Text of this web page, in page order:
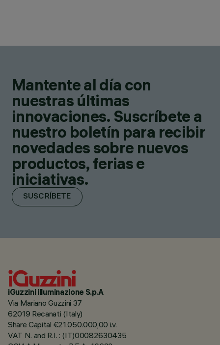
Mantente al día con
nuestras últimas
innovaciones. Suscríbete a
nuestro boletín para recibir
novedades sobre nuevos
productos, ferias e
iniciativas.
SUSCRÍBETE
iGuzzini illuminazione S.p.A
Via Mariano Guzzini 37
62019 Recanati (Italy)
Share Capital €21.050.000,00 i.v.
VAT N. and R.I. : (IT)00082630435